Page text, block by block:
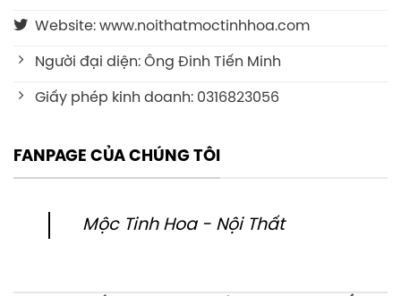
Website: www.noithatmoctinhhoa.com
Người đại diện: Ông Đinh Tiến Minh
Giấy phép kinh doanh: 0316823056
FANPAGE CỦA CHÚNG TÔI
Mộc Tinh Hoa - Nội Thất